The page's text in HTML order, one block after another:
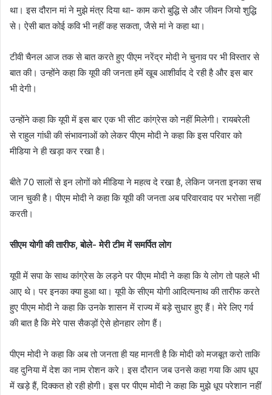
था। इस दौरान मां ने मुझे मंत्र दिया था- काम करो बुद्धि से और जीवन जियो शुद्धि
से। ऐसी बात कोई कवि भी नहीं कह सकता, जैसे मां ने कहा था।
टीवी चैनल आज तक से बात करते हुए पीएम नरेंद्र मोदी ने चुनाव पर भी विस्तार से
बात की। उन्होंने कहा कि यूपी की जनता हमें खूब आशीर्वाद दे रही है और इस बार
भी देगी।
उन्होंने कहा कि यूपी में इस बार एक भी सीट कांग्रेस को नहीं मिलेगी। रायबरेली
से राहुल गांधी की संभावनाओं को लेकर पीएम मोदी ने कहा कि इस परिवार को
मीडिया ने ही खड़ा कर रखा है।
बीते 70 सालों से इन लोगों को मीडिया ने महत्व दे रखा है, लेकिन जनता इनका सच
जान चुकी है। पीएम मोदी ने कहा कि यूपी की जनता अब परिवारवाद पर भरोसा नहीं
करती।
सीएम योगी की तारीफ, बोले- मेरी टीम में समर्पित लोग
यूपी में सपा के साथ कांग्रेस के लड़ने पर पीएम मोदी ने कहा कि ये लोग तो पहले भी
आए थे। पर इनका क्या हुआ था। यूपी के सीएम योगी आदित्यनाथ की तारीफ करते
हुए पीएम मोदी ने कहा कि उनके शासन में राज्य में बड़े सुधार हुए हैं। मेरे लिए गर्व
की बात है कि मेरे पास सैकड़ों ऐसे होनहार लोग हैं।
पीएम मोदी ने कहा कि अब तो जनता ही यह मानती है कि मोदी को मजबूत करो ताकि
वह दुनिया में देश का नाम रोशन करे। इस दौरान जब उनसे कहा गया कि आप धूप
में खड़े हैं, दिक्कत हो रही होगी। इस पर पीएम मोदी ने कहा कि मुझे धूप परेशान नहीं